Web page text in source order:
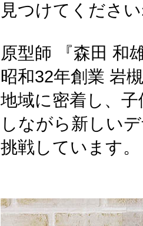
見つけてくださ
原型師 『森田 和
昭和32年創業 岩
地域に密着し、
しながら新しい
挑戦しています。